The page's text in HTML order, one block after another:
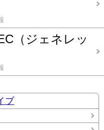
（ジェネレッ
ブ